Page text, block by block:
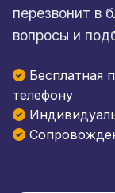
перезвонит в
вопросы и
Бесплатная
телефону